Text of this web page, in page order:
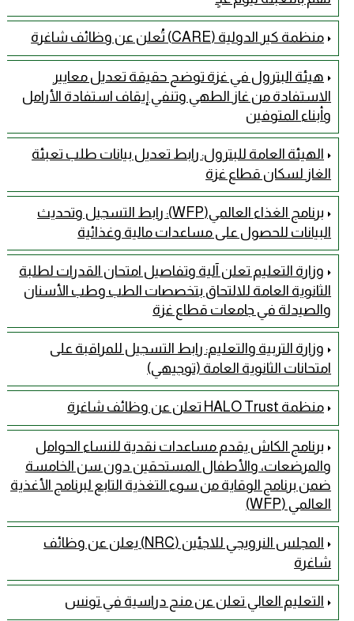
منظمة كير الدولية (CARE) تُعلن عن وظائف شاغرة
هيئة البترول في غزة توضح حقيقة تعديل معايير
الاستفادة من غاز الطهي وتنفي إيقاف استفادة الأرامل
وأبناء المتوفين
الهيئة العامة للبترول: رابط تعديل بيانات طلب تعبئة
الغاز لسكان قطاع غزة
برنامج الغذاء العالمي(WFP): رابط التسجيل وتحديث
البيانات للحصول على مساعدات مالية وغذائية
وزارة التعليم تعلن آلية وتفاصيل امتحان القدرات لطلبة
الثانوية العامة للالتحاق بتخصصات الطب وطب الأسنان
والصيدلة في جامعات قطاع غزة
وزارة التربية والتعليم: رابط التسجيل للمراقبة على
امتحانات الثانوية العامة (توجيهي)
منظمة HALO Trust تعلن عن وظائف شاغرة
برنامج الكاش يقدم مساعدات نقدية للنساء الحوامل
والمرضعات، والأطفال المستحقين دون سن الخامسة
ضمن برنامج الوقاية من سوء التغذية التابع لبرنامج الأغذية
العالمي (WFP)
المجلس النرويجي للاجئين (NRC) يعلن عن وظائف
شاغرة
التعليم العالي تعلن عن منح دراسية في تونس